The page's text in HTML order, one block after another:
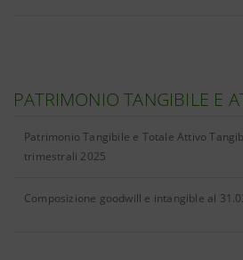
PATRIMONIO TANGIBILE E
Patrimonio Tangibile e Totale Attivo
trimestrali 2025
Composizione goodwill e intangible al